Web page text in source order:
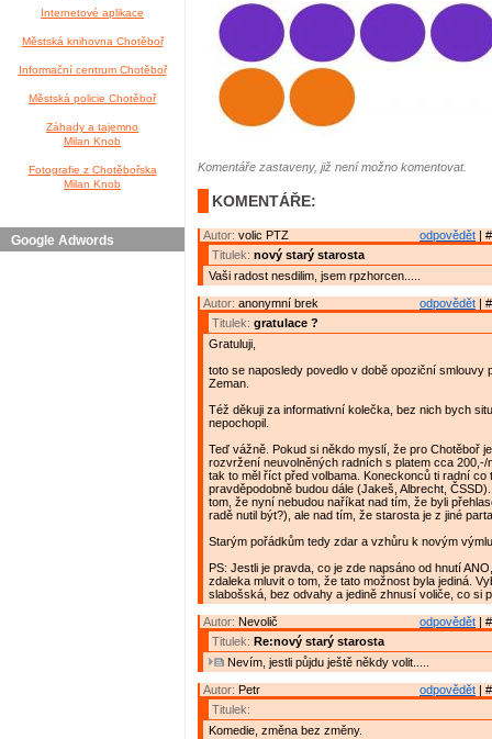
Internetové aplikace
Městská knihovna Chotěboř
Informační centrum Chotěboř
Městská policie Chotěboř
Záhady a tajemno
Milan Knob
Fotografie z Chotěbořska
Milan Knob
Google Adwords
Komentáře zastaveny, již není možno komentovat.
KOMENTÁŘE:
odpovědět |
Autor: volic PTZ
Titulek: nový starý starosta
Vaši radost nesdilim, jsem rpzhorcen.....
odpovědět |
Autor: anonymní brek
Titulek: gratulace ?
Gratuluji,
toto se naposledy povedlo v době opoziční smlouvy
Zeman.
Též děkuji za informativní kolečka, bez nich bych
nepochopil.
Teď vážně. Pokud si někdo myslí, že pro Chotěboř
rozvržení neuvolněných radních s platem cca 200,-/
tak to měl říct před volbama. Koneckonců ti radní co
pravděpodobně budou dále (Jakeš, Albrecht,
tom, že nyní nebudou naříkat nad tím, že byli
radě nutil být?), ale nad tím, že starosta je z jiné
Starým pořádkům tedy zdar a vzhůru k novým
PS: Jestli je pravda, co je zde napsáno od hnutí
zdaleka mluvit o tom, že tato možnost byla jediná.
slabošská, bez odvahy a jedině zhnusí voliče, co si
odpovědět |
Autor: Nevolič
Titulek: Re:nový starý starosta
Nevím, jestli půjdu ještě někdy volit.....
odpovědět |
Autor: Petr
Titulek:
Komedie, změna bez změny.